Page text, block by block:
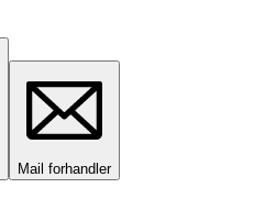
Mail forhandler